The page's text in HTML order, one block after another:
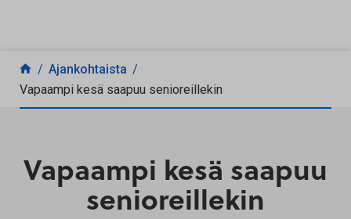
Siirry sisältöön
Ajankohtaista
Vapaampi kesä saapuu senioreillekin
Vapaampi kesä saapuu
senioreillekin